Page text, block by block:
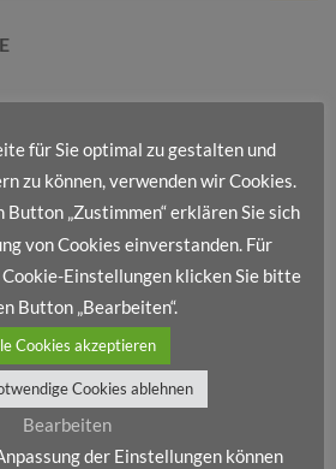
IV
III
II
I
für Sie optimal zu gestalten und
zu können, verwenden wir Cookies.
„Zustimmen“ erklären Sie sich
von Cookies einverstanden. Für
Einstellungen klicken Sie bitte
Button „Bearbeiten“.
Cookies akzeptieren
Cookies ablehnen
Bearbeiten
der Einstellungen können